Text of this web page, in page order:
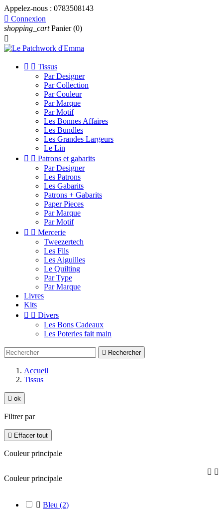
Appelez-nous : 0783508143
 Connexion
shopping_cart Panier (0)

  Tissus
Par Designer
Par Collection
Par Couleur
Par Marque
Par Motif
Les Bonnes Affaires
Les Bundles
Les Grandes Largeurs
Le Lin
  Patrons et gabarits
Par Designer
Les Patrons
Les Gabarits
Patrons + Gabarits
Paper Pieces
Par Marque
Par Motif
  Mercerie
Tweezertech
Les Fils
Les Aiguilles
Le Quilting
Par Type
Par Marque
Livres
Kits
  Divers
Les Bons Cadeaux
Les Poteries fait main
 Rechercher
Accueil
Tissus
 ok
Filtrer par
 Effacer tout
Couleur principale
Couleur principale
 
 Bleu (2)